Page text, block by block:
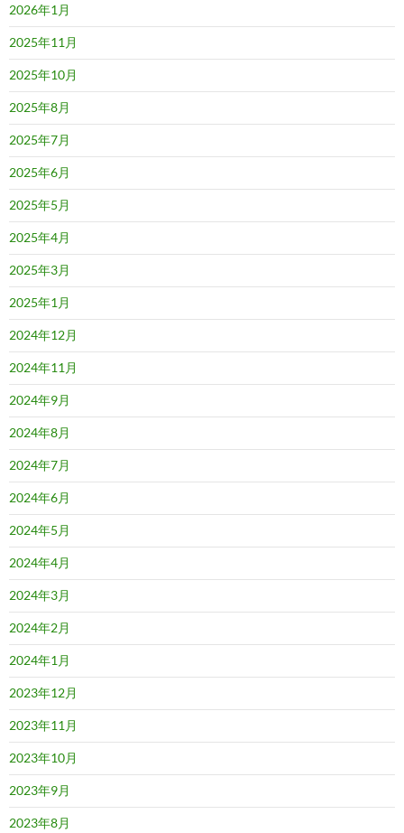
2026年1月
2025年11月
2025年10月
2025年8月
2025年7月
2025年6月
2025年5月
2025年4月
2025年3月
2025年1月
2024年12月
2024年11月
2024年9月
2024年8月
2024年7月
2024年6月
2024年5月
2024年4月
2024年3月
2024年2月
2024年1月
2023年12月
2023年11月
2023年10月
2023年9月
2023年8月